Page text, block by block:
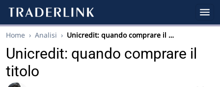
Home › Analisi › Unicredit: quando comprare il …
Unicredit: quando comprare il
titolo